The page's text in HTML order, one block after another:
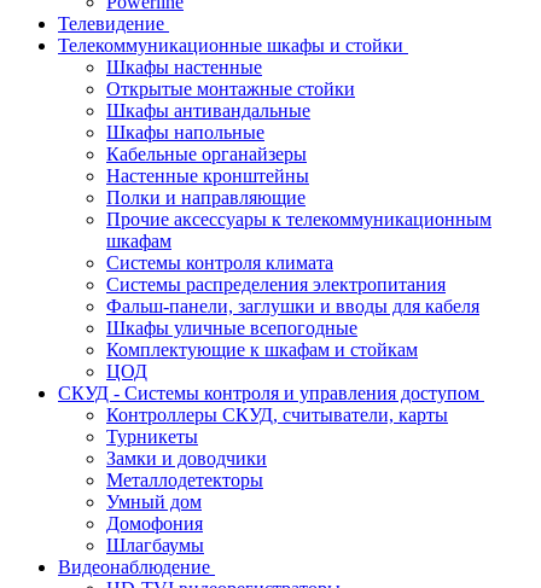
Телевидение
Телекоммуникационные шкафы и стойки
Шкафы настенные
Открытые монтажные стойки
Шкафы антивандальные
Шкафы напольные
Кабельные органайзеры
Настенные кронштейны
Полки и направляющие
Прочие аксессуары к телекоммуникационным
шкафам
Системы контроля климата
Системы распределения электропитания
Фальш-панели, заглушки и вводы для кабеля
Шкафы уличные всепогодные
Комплектующие к шкафам и стойкам
ЦОД
СКУД - Системы контроля и управления доступом
Контроллеры СКУД, считыватели, карты
Турникеты
Замки и доводчики
Металлодетекторы
Умный дом
Домофония
Шлагбаумы
Видеонаблюдение